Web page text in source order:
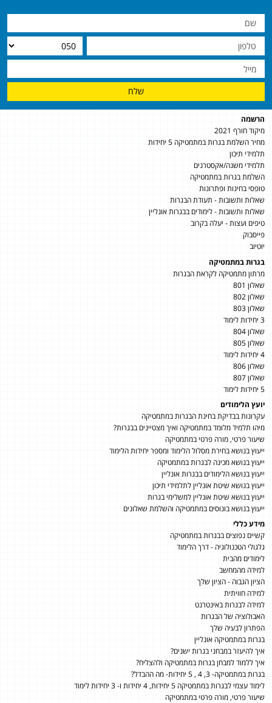
שלח
הרשמה
מיקוד חורף 2021
מחיר השלמת בגרות במתמטיקה 5 יחידות
תלמידי תיכון
תלמידי משנה/אקסטרנים
השלמת בגרות במתמטיקה
טופסי בחינות ופתרונות
שאלות ותשובות - תעודת הבגרות
שאלות ותשובות - לימודים בבגרות אונליין
טיפים ועצות - יעלה בקרוב
פייסבוק
יוטיוב
בגרות במתמטיקה
מרתון מתמטיקה לקראת הבגרות
שאלון 801
שאלון 802
שאלון 803
3 יחידות לימוד
שאלון 804
שאלון 805
4 יחידות לימוד
שאלון 806
שאלון 807
5 יחידות לימוד
יועץ הלימודים
עקרונות בבדיקת בחינת הבגרות במתמטיקה
מיהו תלמיד מלומד במתמטיקה ואיך מצטיינים בבגרות?
שיעור פרטי, מורה פרטי במתמטיקה
ייעוץ בנושא בחירת מסלול הלימוד ומספר יחידות הלימוד
ייעוץ בנושא מכינה לבגרות במתמטיקה
ייעוץ בנושא הלימודים בבגרות אונליין
ייעוץ בנושא שיטת אונליין לתלמידי תיכון
ייעוץ בנושא שיטת אונליין למשלימי בגרות
ייעוץ בנושא בונוסים במתמטיקה והשלמת שאלונים
מידע כללי
קשיים נפוצים בבגרות במתמטיקה
גלגולי הטכנולוגיה - דרך הלימוד
לימודים מהבית
למידה מהמחשב
הציון הגבוה - הציון שלך
למידה חוויתית
למידה לבגרות באינטרנט
האבולוציה של הבגרות
הפתרון לבעיה שלך
בגרות במתמטיקה אונליין
איך להיעזר במבחני בגרות ישנים?
איך ללמוד למבחן בגרות במתמטיקה ולהצליח?
בגרות במתמטיקה- 3, 4 , 5 יחידות- מה ההבדל?
לימוד עצמי לבגרות במתמטיקה 5 יחידות, 4 יחידות ו- 3 יחידות לימוד
שיעור פרטי, מורה פרטי במתמטיקה